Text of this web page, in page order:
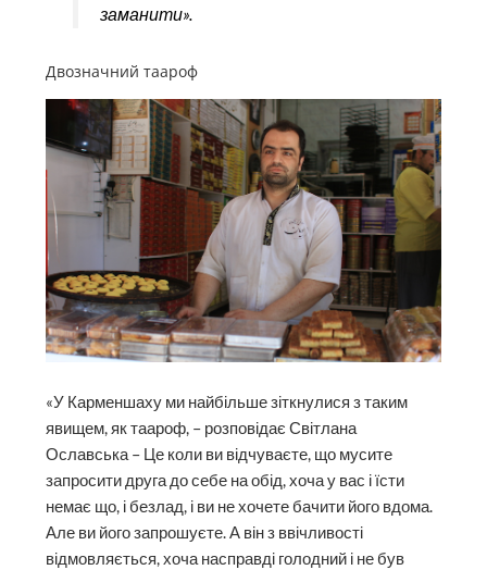
заманити».
Двозначний таароф
«У Карменшаху ми найбільше зіткнулися з таким
явищем, як таароф, – розповідає Світлана
Ославська – Це коли ви відчуваєте, що мусите
запросити друга до себе на обід, хоча у вас і їсти
немає що, і безлад, і ви не хочете бачити його вдома.
Але ви його запрошуєте. А він з ввічливості
відмовляється, хоча насправді голодний і не був